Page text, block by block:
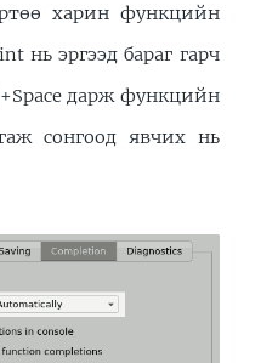
харин функцийн
нь эргээд бараг гарч
дарж функцийн
сонгоод явчих нь